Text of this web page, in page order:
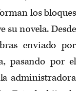
los bloques
su novela. Desde
enviado por
pasando por el
administradora